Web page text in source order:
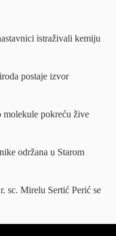
istraživali kemiju
postaje izvor
molekule pokreću žive
održana u Starom
sc. Mirelu Sertić Perić se